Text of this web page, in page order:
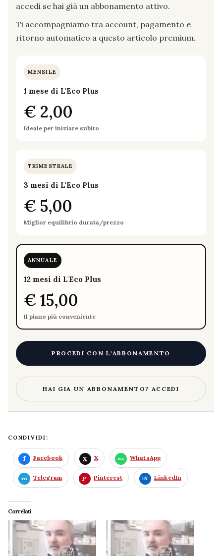
accedi se hai già un abbonamento attivo.
Ti accompagniamo tra account, pagamento e
ritorno automatico a questo articolo premium.
MENSILE
1 mese di L'Eco Plus
€ 2,00
Ideale per iniziare subito
TRIMESTRALE
3 mesi di L'Eco Plus
€ 5,00
Miglior equilibrio durata/prezzo
ANNUALE
12 mesi di L'Eco Plus
€ 15,00
Il piano più conveniente
PROCEDI CON L'ABBONAMENTO
HAI GIA UN ABBONAMENTO? ACCEDI
CONDIVIDI:
Facebook X WhatsApp
Telegram Pinterest LinkedIn
Correlati